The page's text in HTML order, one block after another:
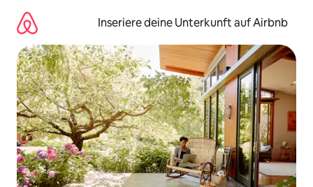
Inhalten
springen
Inseriere deine Unterkunft auf Airbnb